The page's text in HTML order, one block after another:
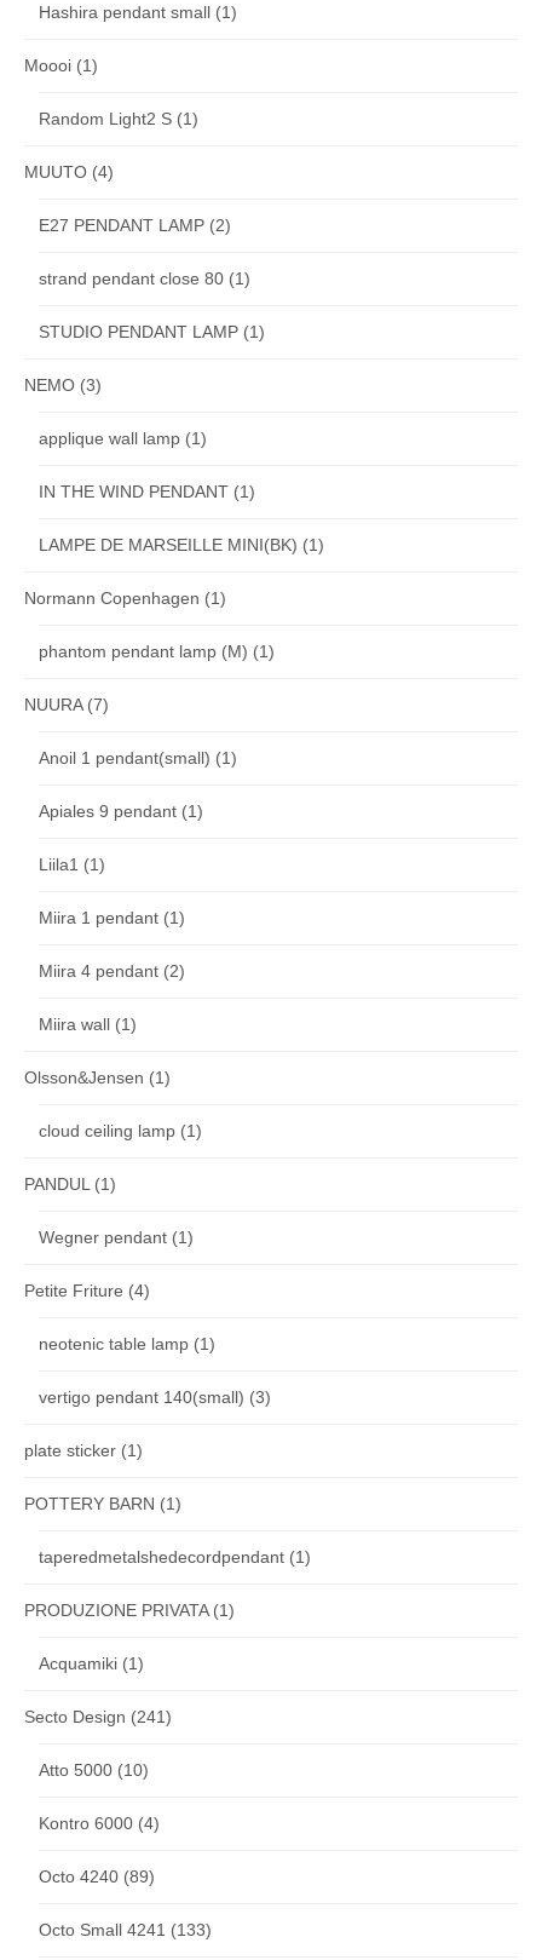
Hashira pendant small (1)
Moooi (1)
Random Light2 S (1)
MUUTO (4)
E27 PENDANT LAMP (2)
strand pendant close 80 (1)
STUDIO PENDANT LAMP (1)
NEMO (3)
applique wall lamp (1)
IN THE WIND PENDANT (1)
LAMPE DE MARSEILLE MINI(BK) (1)
Normann Copenhagen (1)
phantom pendant lamp (M) (1)
NUURA(7)
Anoil 1 pendant(small) (1)
Apiales 9 pendant (1)
Liila1 (1)
Miira 1 pendant (1)
Miira 4 pendant (2)
Miira wall (1)
Olsson&Jensen (1)
cloud ceiling lamp (1)
PANDUL (1)
Wegner pendant (1)
Petite Friture (4)
neotenic table lamp (1)
vertigo pendant 140(small) (3)
plate sticker (1)
POTTERY BARN (1)
taperedmetalshedecordpendant (1)
PRODUZIONE PRIVATA(1)
Acquamiki (1)
Secto Design (241)
Atto 5000 (10)
Kontro 6000 (4)
Octo 4240 (89)
Octo Small 4241 (133)